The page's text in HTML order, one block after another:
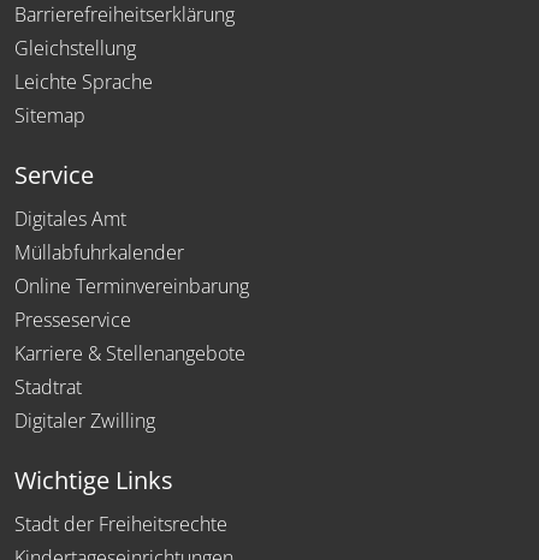
Barrierefreiheitserklärung
Gleichstellung
Leichte Sprache
Sitemap
Service
Digitales Amt
Müllabfuhrkalender
Online Terminvereinbarung
Presseservice
Karriere & Stellenangebote
Stadtrat
Digitaler Zwilling
Wichtige Links
Stadt der Freiheitsrechte